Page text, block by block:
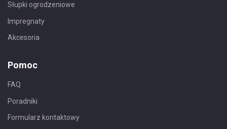
Słupki ogrodzeniowe
Impregnaty
Akcesoria
Pomoc
FAQ
Poradniki
Formularz kontaktowy